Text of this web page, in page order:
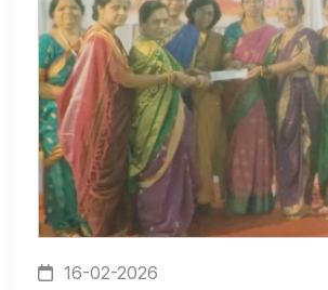
16-02-2026